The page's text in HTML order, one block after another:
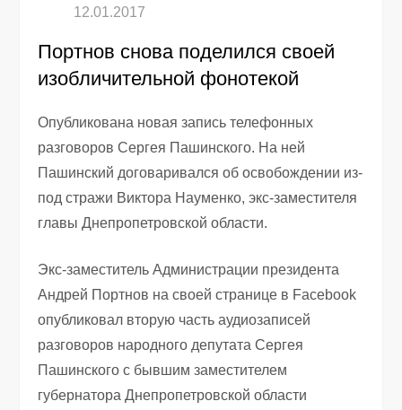
Портнов снова поделился своей
изобличительной фонотекой
Опубликована новая запись телефонных
разговоров Сергея Пашинского. На ней
Пашинский договаривался об освобождении из-
под стражи Виктора Науменко, экс-заместителя
главы Днепропетровской области.
Экс-заместитель Администрации президента
Андрей Портнов на своей странице в Facebook
опубликовал вторую часть аудиозаписей
разговоров народного депутата Сергея
Пашинского с бывшим заместителем
губернатора Днепропетровской области